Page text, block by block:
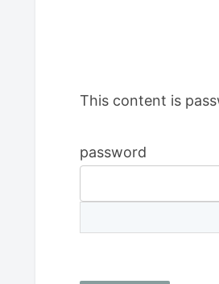
This content is
password